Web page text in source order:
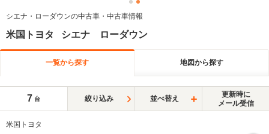
シエナ・ローダウンの中古車・中古車情報
米国トヨタ シエナ ローダウン
一覧から探す 地図から探す
7 台 絞り込み 並べ替え
更新時に
メール受信
米国トヨタ